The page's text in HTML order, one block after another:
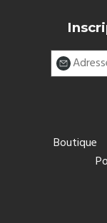
Boutique